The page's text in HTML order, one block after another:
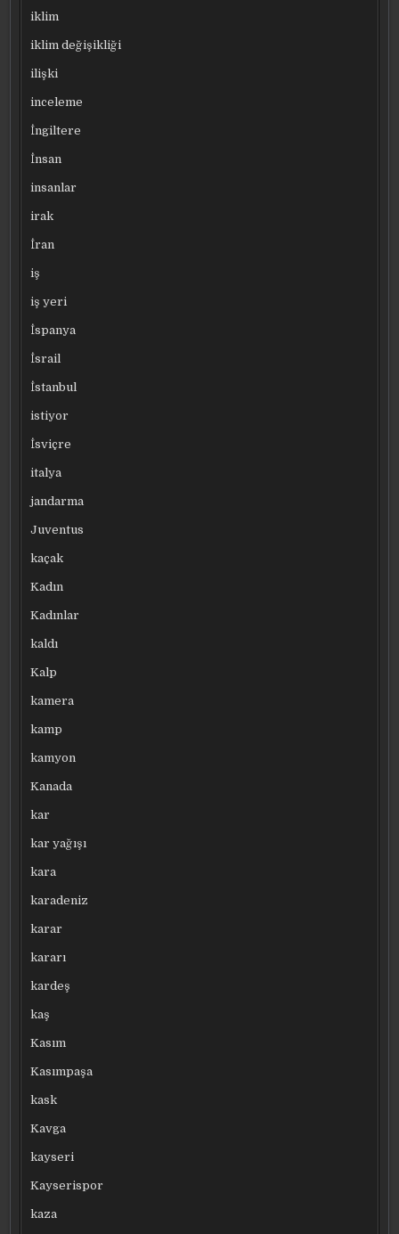
iklim
iklim değişikliği
ilişki
inceleme
İngiltere
İnsan
insanlar
irak
İran
iş
iş yeri
İspanya
İsrail
İstanbul
istiyor
İsviçre
italya
jandarma
Juventus
kaçak
Kadın
Kadınlar
kaldı
Kalp
kamera
kamp
kamyon
Kanada
kar
kar yağışı
kara
karadeniz
karar
kararı
kardeş
kaş
Kasım
Kasımpaşa
kask
Kavga
kayseri
Kayserispor
kaza